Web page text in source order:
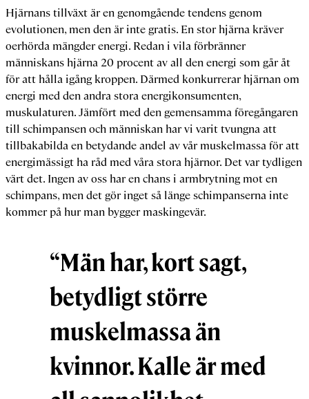
Hjärnans tillväxt är en genomgående tendens genom
evolutionen, men den är inte gratis. En stor hjärna kräver
oerhörda mängder energi. Redan i vila förbränner
människans hjärna 20 procent av all den energi som går åt
för att hålla igång kroppen. Därmed konkurrerar hjärnan om
energi med den andra stora energikonsumenten,
muskulaturen. Jämfört med den gemensamma föregångaren
till schimpansen och människan har vi varit tvungna att
tillbakabilda en betydande andel av vår muskelmassa för att
energimässigt ha råd med våra stora hjärnor. Det var tydligen
värt det. Ingen av oss har en chans i armbrytning mot en
schimpans, men det gör inget så länge schimpanserna inte
kommer på hur man bygger maskingevär.
“Män har, kort sagt,
betydligt större
muskelmassa än
kvinnor. Kalle är med